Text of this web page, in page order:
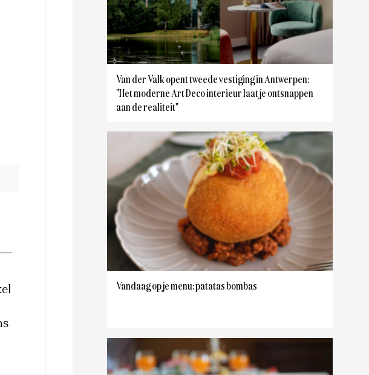
Van der Valk opent tweede vestiging in Antwerpen:
"Het moderne Art Deco interieur laat je ontsnappen
aan de realiteit"
Vandaag op je menu: patatas bombas